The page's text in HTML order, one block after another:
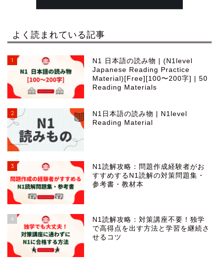
よく読まれている記事
1
N1 日本語の読み物 | (N1level
Japanese Reading Practice
Material)[Free][100〜200字] | 50
Reading Materials
2
N1日本語の読み物 | N1level
Reading Material
3
N1読解攻略：問題作成経験者がお
すすめするN1読解の対策問題集・
参考書・教材本
4
N1読解攻略：対策講座不要！独学
で高得点を出す方法と学習を継続さ
せるコツ